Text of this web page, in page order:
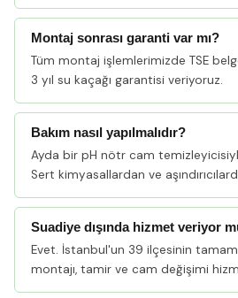
Montaj sonrası garanti var mı?
Tüm montaj işlemlerimizde TSE
3 yıl su kaçağı garantisi veriyoruz.
Bakım nasıl yapılmalıdır?
Ayda bir pH nötr cam
Sert kimyasallardan ve
Suadiye dışında hizmet veriyor
Evet. İstanbul'un 39 ilçesinin
montajı, tamir ve cam değişimi